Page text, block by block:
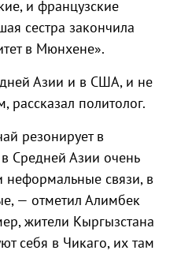
и французские
сестра закончила
в Мюнхене».
Азии и в США, и не
рассказал политолог.
резонирует в
Средней Азии очень
связи, в
— отметил Алимбек
жители Кыргызстана
себя в Чикаго, их там